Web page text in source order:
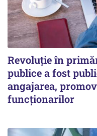
Revoluție în
publice a fost
angajarea,
funcționarilor